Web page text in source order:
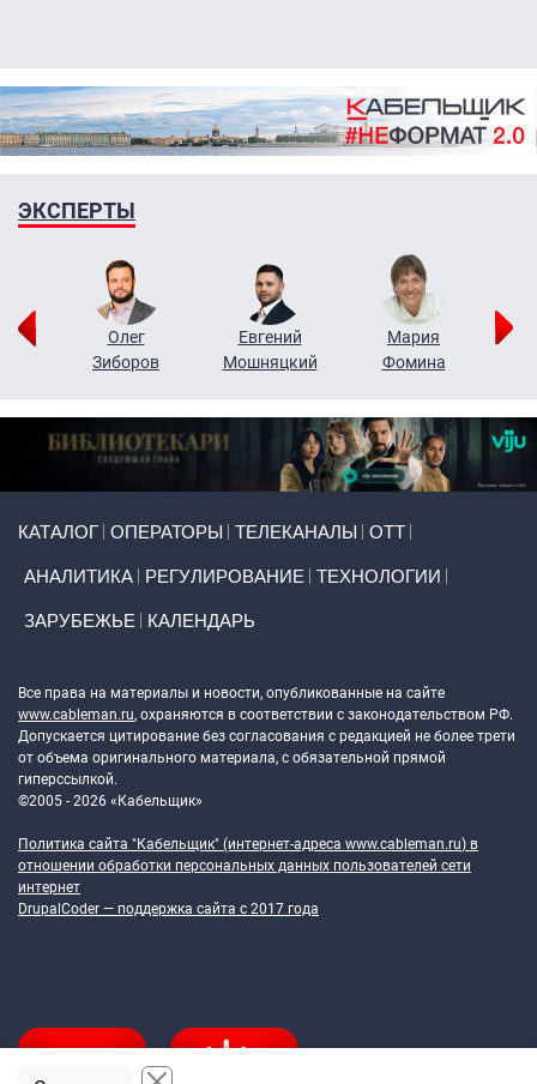
ЭКСПЕРТЫ
Олег
Зиборов
Евгений
Мошняцкий
Мария
Фомина
КАТАЛОГ ОПЕРАТОРЫ ТЕЛЕКАНАЛЫ ОТТ
АНАЛИТИКА РЕГУЛИРОВАНИЕ ТЕХНОЛОГИИ
ЗАРУБЕЖЬЕ КАЛЕНДАРЬ
Все права на материалы и новости, опубликованные на сайте
www.cableman.ru, охраняются в соответствии с законодательством РФ.
Допускается цитирование без согласования с редакцией не более трети
от объема оригинального материала, с обязательной прямой
гиперссылкой.
©2005 - 2026 «Кабельщик»
Политика сайта "Кабельщик" (интернет-адреса www.cableman.ru) в
отношении обработки персональных данных пользователей сети
интернет
DrupalCoder — поддержка сайта c 2017 года